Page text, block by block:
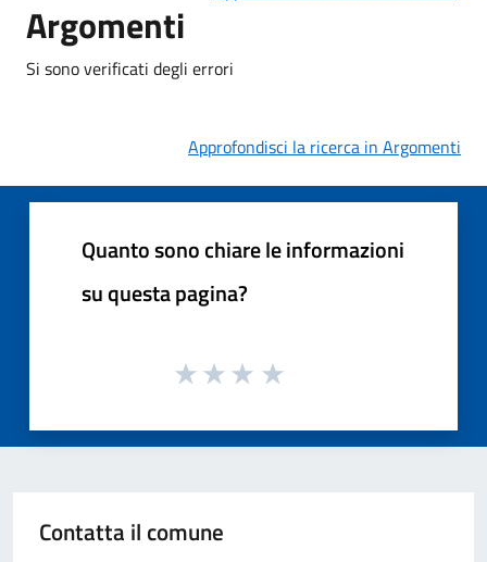
Argomenti
Si sono verificati degli errori
Approfondisci la ricerca in Argomenti
Quanto sono chiare le informazioni
su questa pagina?
Contatta il comune